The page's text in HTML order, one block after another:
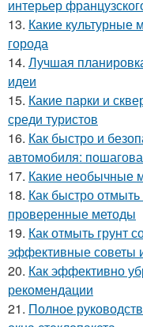
интерьер
13. Какие культурные
города
14. Лучшая
идеи
15. Какие парки и
среди туристов
16. Как быстро и
автомобиля:
17. Какие необычные
18. Как быстро отмыть
проверенные методы
19. Как отмыть грунт
эффективные советы
20. Как эффективно
рекомендации
21. Полное